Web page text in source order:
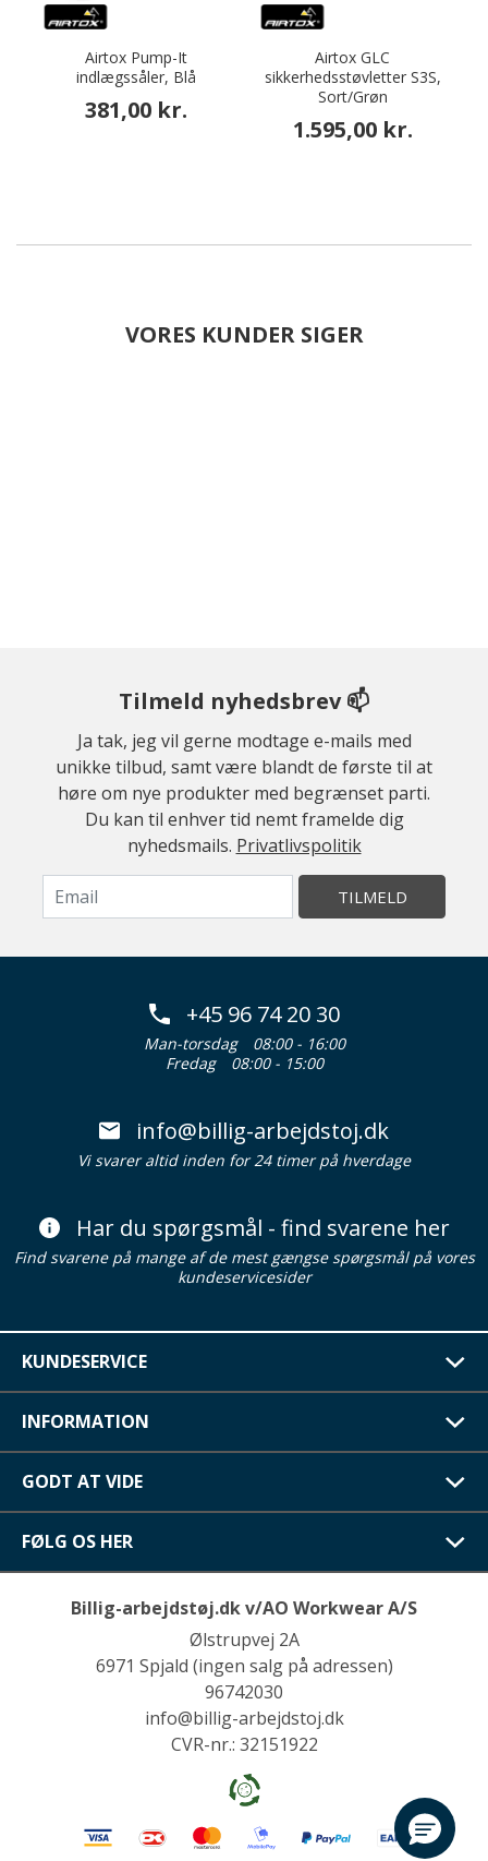
Airtox Pump-It
indlægssåler, Blå
381,00 kr.
Airtox GLC
sikkerhedsstøvletter S3S,
Sort/Grøn
1.595,00 kr.
VORES KUNDER SIGER
Tilmeld nyhedsbrev 📫
Ja tak, jeg vil gerne modtage e-mails med
unikke tilbud, samt være blandt de første til at
høre om nye produkter med begrænset parti.
Du kan til enhver tid nemt framelde dig
nyhedsmails. Privatlivspolitik
TILMELD
+45 96 74 20 30
Man-torsdag
08:00 - 16:00
Fredag
08:00 - 15:00
info@billig-arbejdstoj.dk
Vi svarer altid inden for 24 timer på hverdage
Har du spørgsmål - find svarene her
Find svarene på mange af de mest gængse spørgsmål på vores
kundeservicesider
KUNDESERVICE
INFORMATION
GODT AT VIDE
FØLG OS HER
Billig-arbejdstøj.dk v/AO Workwear A/S
Ølstrupvej 2A
6971 Spjald (ingen salg på adressen)
96742030
info@billig-arbejdstoj.dk
CVR-nr.: 32151922